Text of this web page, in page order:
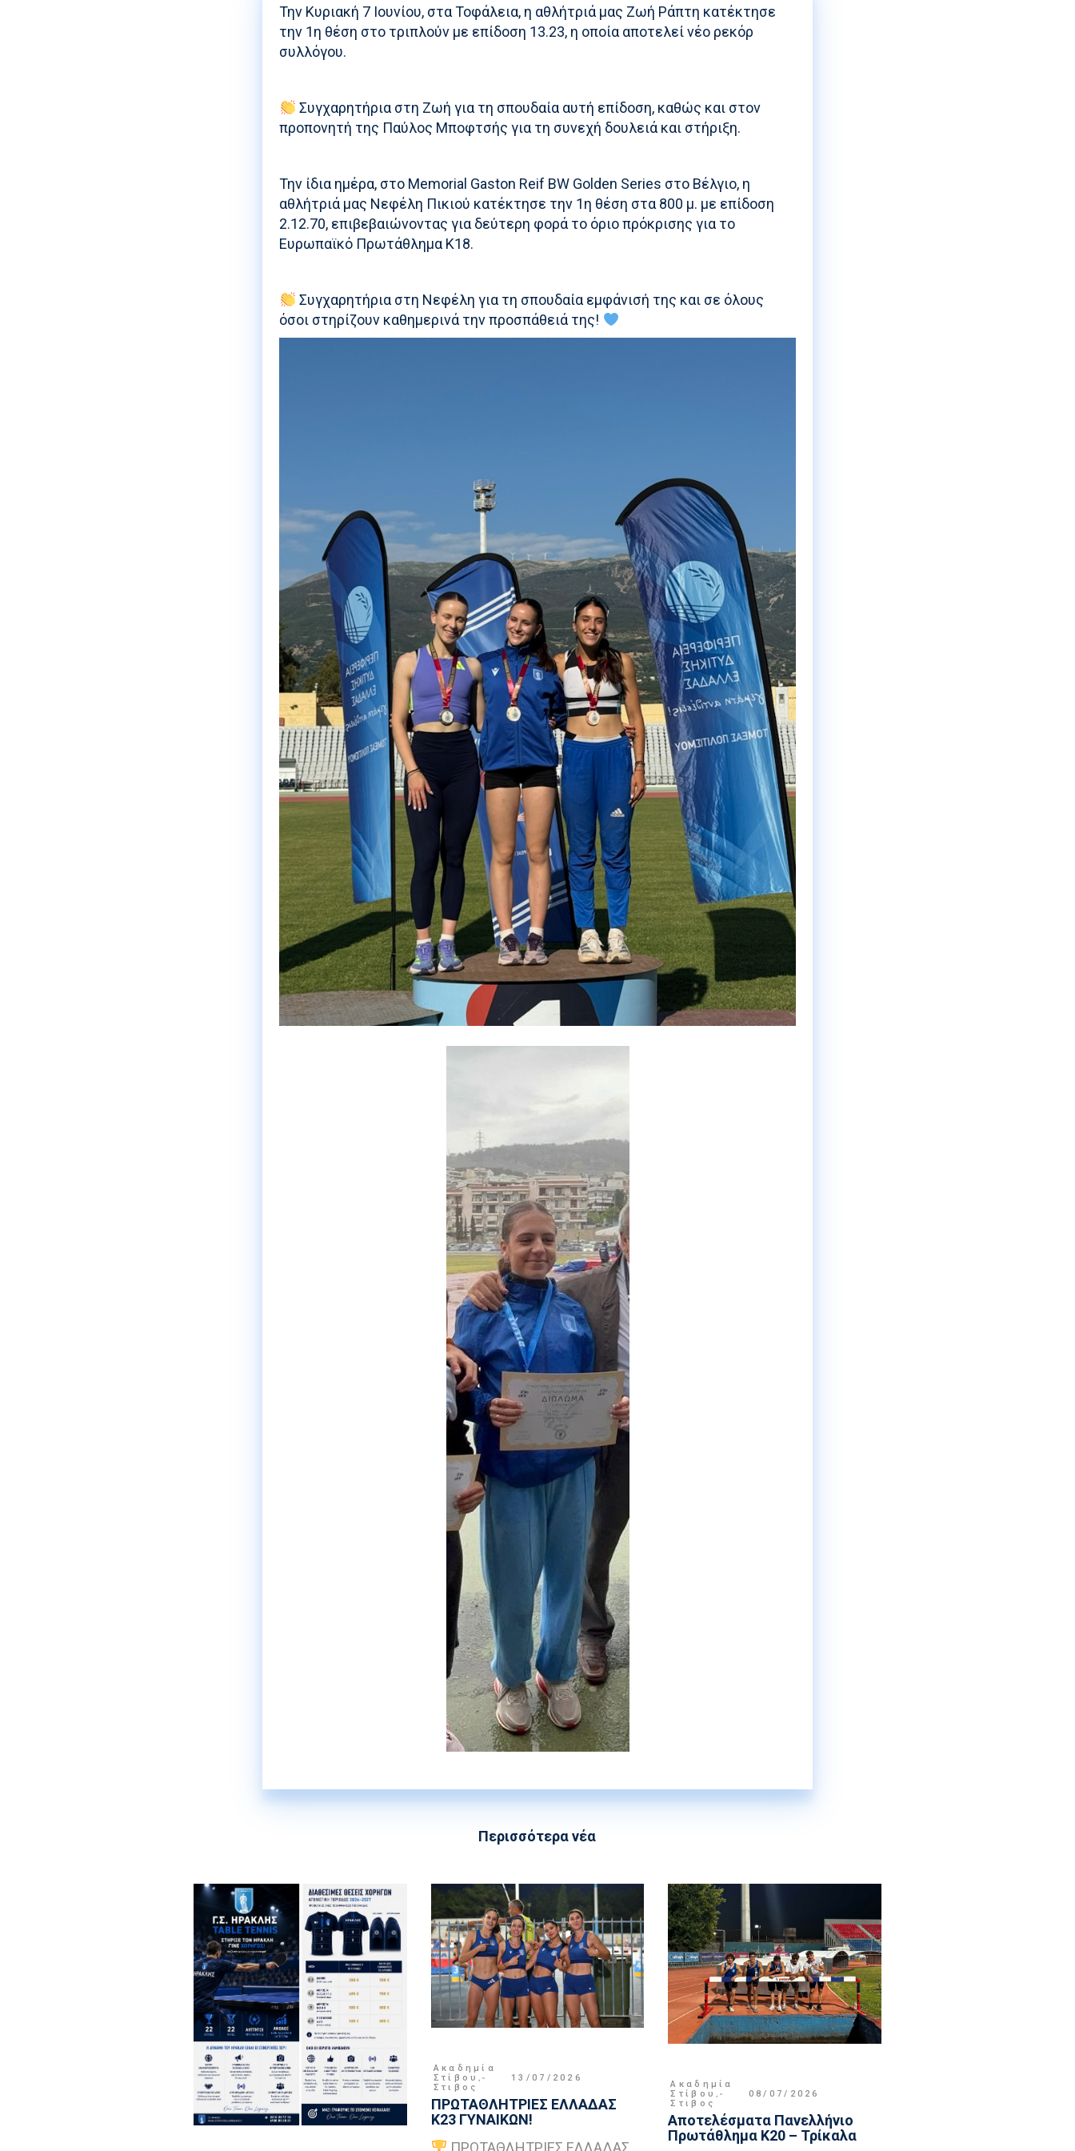
Την Κυριακή 7 Ιουνίου, στα Τοφάλεια, η αθλήτριά μας Ζωή Ράπτη κατέκτησε
την 1η θέση στο τριπλούν με επίδοση 13.23, η οποία αποτελεί νέο ρεκόρ
συλλόγου.
Συγχαρητήρια στη Ζωή για τη σπουδαία αυτή επίδοση, καθώς και στον
προπονητή της Παύλος Μποφτσής για τη συνεχή δουλειά και στήριξη.
Την ίδια ημέρα, στο Memorial Gaston Reif BW Golden Series στο Βέλγιο, η
αθλήτριά μας Νεφέλη Πικιού κατέκτησε την 1η θέση στα 800 μ. με επίδοση
2.12.70, επιβεβαιώνοντας για δεύτερη φορά το όριο πρόκρισης για το
Ευρωπαϊκό Πρωτάθλημα Κ18.
Συγχαρητήρια στη Νεφέλη για τη σπουδαία εμφάνισή της και σε όλους
όσοι στηρίζουν καθημερινά την προσπάθειά της!
Περισσότερα νέα
Ακαδημία
Στίβου ,
Στιβος
13/07/2026
ΠΡΩΤΑΘΛΗΤΡΙΕΣ ΕΛΛΑΔΑΣ
Κ23 ΓΥΝΑΙΚΩΝ!
ΠΡΩΤΑΘΛΗΤΡΙΕΣ ΕΛΛΑΔΑΣ
Ακαδημία
Στίβου ,
Στιβος
08/07/2026
Αποτελέσματα Πανελλήνιο
Πρωτάθλημα Κ20 – Τρίκαλα